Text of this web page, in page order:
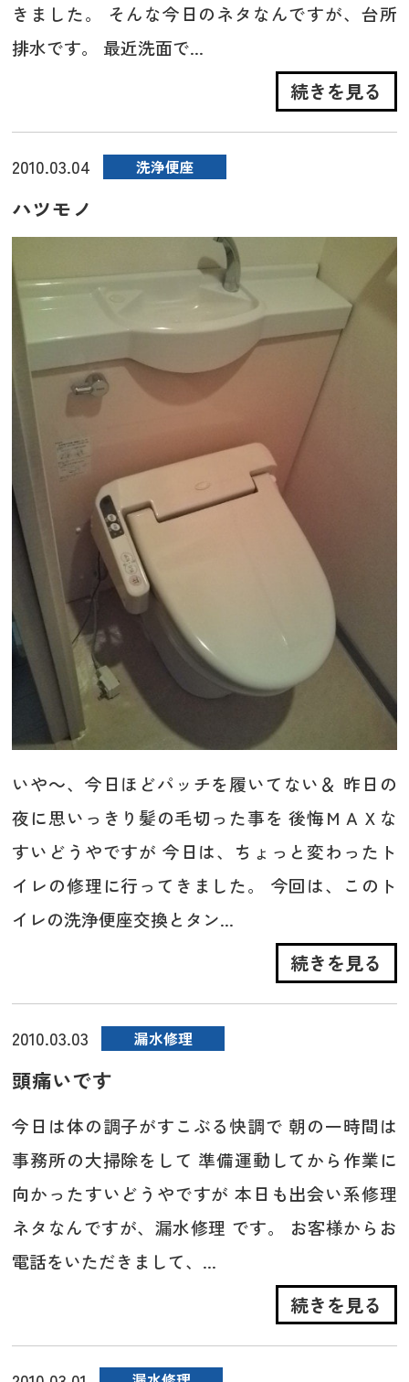
きました。 そんな今日のネタなんですが、台所
排水です。 最近洗面で...
続きを見る
2010.03.04 洗浄便座
ハツモノ
いや～、今日ほどパッチを履いてない＆ 昨日の
夜に思いっきり髪の毛切った事を 後悔ＭＡＸな
すいどうやですが 今日は、ちょっと変わったト
イレの修理に行ってきました。 今回は、このト
イレの洗浄便座交換とタン...
続きを見る
2010.03.03 漏水修理
頭痛いです
今日は体の調子がすこぶる快調で 朝の一時間は
事務所の大掃除をして 準備運動してから作業に
向かったすいどうやですが 本日も出会い系修理
ネタなんですが、漏水修理 です。 お客様からお
電話をいただきまして、...
続きを見る